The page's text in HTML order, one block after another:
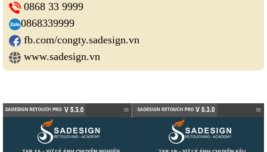
0868 33 9999
0868339999
fb.com/congty.sadesign.vn
www.sadesign.vn